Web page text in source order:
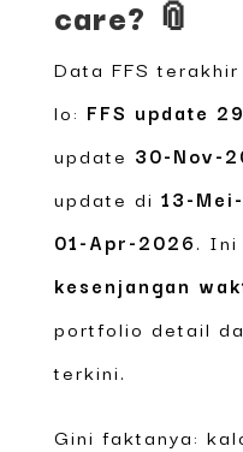
care? 📎
Data FFS
lo: FFS update
update 30-Nov-
update di 13-
01-Apr-2026. Ini
kesenjangan
portfolio detail
terkini.
Gini faktanya: